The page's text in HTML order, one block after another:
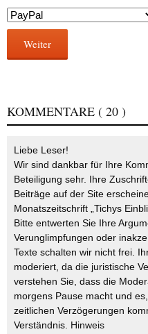
Weiter
KOMMENTARE ( 20 )
Liebe Leser!
Wir sind dankbar für Ihre
Beteiligung sehr. Ihre
Beiträge auf der Site
Monatszeitschrift „Tichys
Bitte entwerten Sie Ihre
Verunglimpfungen oder
Texte schalten wir nicht frei.
moderiert, da die juristische
verstehen Sie, dass die
morgens Pause macht und
zeitlichen Verzögerungen
Verständnis. Hinweis